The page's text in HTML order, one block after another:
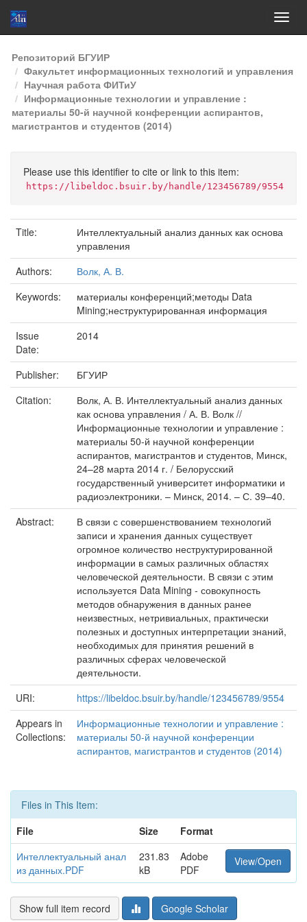
Skip
navigation
Репозиторий БГУИР
Факультет информационных технологий и управления
Научная работа ФИТиУ
Информационные технологии и управление :
материалы 50-й научной конференции аспирантов,
магистрантов и студентов (2014)
Please use this identifier to cite or link to this item:
https://libeldoc.bsuir.by/handle/123456789/9554
Title:
Интеллектуальный анализ данных как основа
управления
Authors:
Волк, А. В.
Keywords:
материалы конференций;методы Data
Mining;неструктурированная информация
Issue
Date:
2014
Publisher:
БГУИР
Citation:
Волк, А. В. Интеллектуальный анализ данных
как основа управления / А. В. Волк //
Информационные технологии и управление :
материалы 50-й научной конференции
аспирантов, магистрантов и студентов, Минск,
24–28 марта 2014 г. / Белорусский
государственный университет информатики и
радиоэлектроники. – Минск, 2014. – С. 39–40.
Abstract:
В связи с совершенствованием технологий
записи и хранения данных существует
огромное количество неструктурированной
информации в самых различных областях
человеческой деятельности. В связи с этим
используется Data Mining - совокупность
методов обнаружения в данных ранее
неизвестных, нетривиальных, практически
полезных и доступных интерпретации знаний,
необходимых для принятия решений в
различных сферах человеческой
деятельности.
URI:
https://libeldoc.bsuir.by/handle/123456789/9554
Appears in
Collections:
Информационные технологии и управление :
материалы 50-й научной конференции
аспирантов, магистрантов и студентов (2014)
Files in This Item:
File
Size
Format
Интеллектуальный анал
из данных.PDF
231.83
kB
Adobe
PDF
View/Open
Show full item record Google Scholar